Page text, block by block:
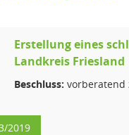
Erstellung eines
Landkreis Friesland
Beschluss: vorberatend
2019